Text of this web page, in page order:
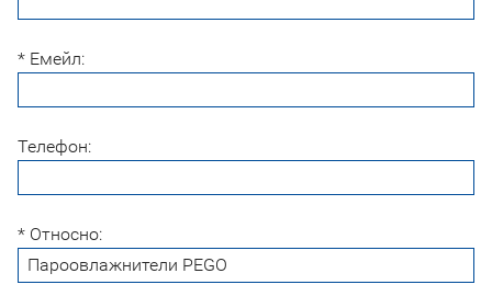
* Емейл:
Телефон:
* Относно: